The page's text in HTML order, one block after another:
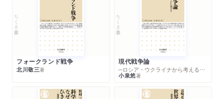
ちくま新書
フォークランド戦争
北川敬三著
ちくま新書
現代戦争論
─ロシア・ウクライナから考える世界の行方
小泉悠著